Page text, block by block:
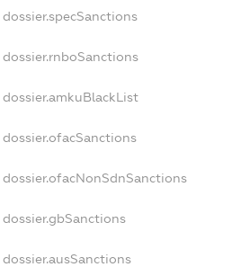
dossier.specSanctions
dossier.rnboSanctions
dossier.amkuBlackList
dossier.ofacSanctions
dossier.ofacNonSdnSanctions
dossier.gbSanctions
dossier.ausSanctions